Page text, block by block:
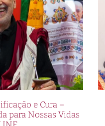
e Cura –
para Nossas Vidas